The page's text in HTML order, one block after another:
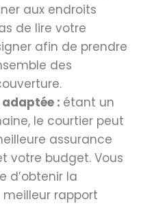
aux endroits
de lire votre
afin de prendre
des
: étant un
le courtier peut
assurance
votre budget. Vous
d’obtenir la
rapport